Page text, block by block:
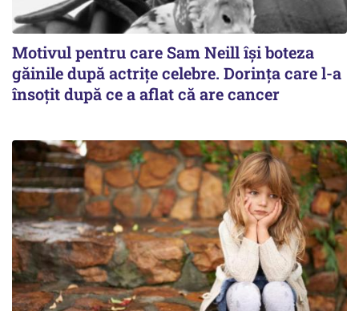
Motivul pentru care Sam Neill își boteza
găinile după actrițe celebre. Dorința care l-a
însoțit după ce a aflat că are cancer